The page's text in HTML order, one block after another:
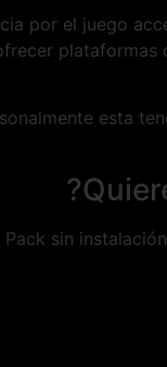
por el juego
esta
sin